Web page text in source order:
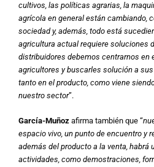
cultivos, las políticas agrarias, la
agrícola en general están cambiando,
sociedad y, además, todo está
agricultura actual requiere soluciones
distribuidores debemos centrarnos en
agricultores y buscarles solución a
tanto en el producto, como viene
nuestro sector”.
García-Muñozafirma también que “
espacio vivo, un punto de encuentro y
además del producto a la venta, habrá
actividades, como demostraciones,